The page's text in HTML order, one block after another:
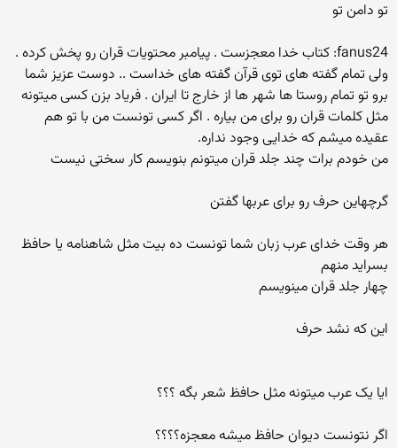
تو دامن تو
fanus24: کتاب خدا معجزست . پیامبر محتویات قران رو پخش کرده .
ولی تمام گفته های توی قرآن گفته های خداست .. دوست عزیز شما
برو تو تمام روستا ها شهر ها از خارج تا ایران . فریاد بزن کسی میتونه
مثل کلمات قران رو برای من بیاره . اگر کسی تونست من با تو هم
عقیده میشم که خدایی وجود نداره.
من خودم برات چند جلد قران میتونم بنویسم کار سختی نیست
گرچهاین حرف رو برای عربها گفتن
هر وقت خدای عرب زبان شما تونست ده بیت مثل شاهنامه یا حافظ
بسراید منهم
چهار جلد قران مینویسم
این که نشد حرف
ایا یک عرب میتونه مثل حافظ شعر بگه ؟؟؟
اگر نتونست دیوان حافظ میشه معجزه؟؟؟؟